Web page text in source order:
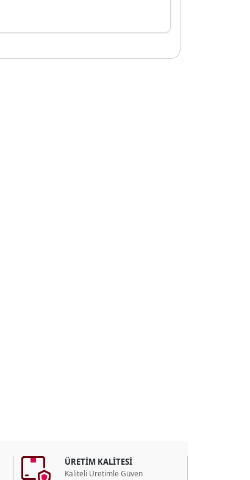
ÜRETİM KALİTESİ
Kaliteli Üretimle Güven